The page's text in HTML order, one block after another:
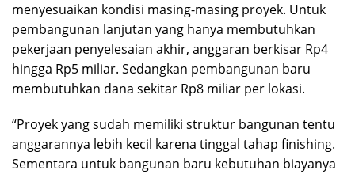
menyesuaikan kondisi masing-masing proyek. Untuk
pembangunan lanjutan yang hanya membutuhkan
pekerjaan penyelesaian akhir, anggaran berkisar Rp4
hingga Rp5 miliar. Sedangkan pembangunan baru
membutuhkan dana sekitar Rp8 miliar per lokasi.
“Proyek yang sudah memiliki struktur bangunan tentu
anggarannya lebih kecil karena tinggal tahap finishing.
Sementara untuk bangunan baru kebutuhan biayanya